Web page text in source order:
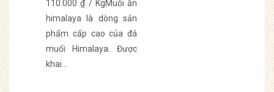
110.000 ₫ / KgMuối ăn
himalaya là dòng sản
phẩm cấp cao của đá
muối Himalaya. Được
khai…